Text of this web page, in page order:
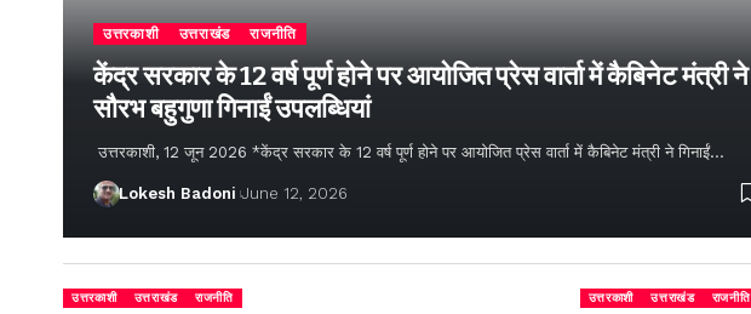
उत्तरकाशी उत्तराखंड राजनीति
केंद्र सरकार के 12 वर्ष पूर्ण होने पर आयोजित प्रेस वार्ता में कैबिनेट मंत्री ने
सौरभ बहुगुणा गिनाईं उपलब्धियां
उत्तरकाशी, 12 जून 2026 *केंद्र सरकार के 12 वर्ष पूर्ण होने पर आयोजित प्रेस वार्ता में कैबिनेट मंत्री ने गिनाईं…
Lokesh Badoni June 12, 2026
उत्तरकाशी उत्तराखंड राजनीति उत्तरकाशी उत्तराखंड राजनीति